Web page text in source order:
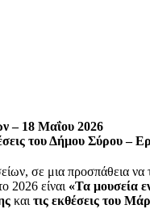
– 18 Μαΐου 2026
του Δήμου Σύρου –
σε μια προσπάθεια να
2026 είναι «Τα μουσεία
και τις εκθέσεις του